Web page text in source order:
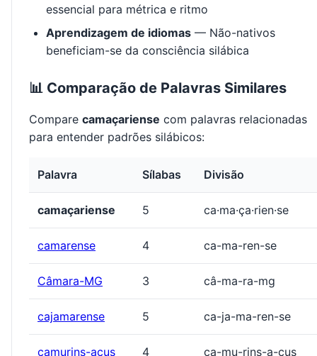
essencial para métrica e ritmo
Aprendizagem de idiomas — Não-nativos
beneficiam-se da consciência silábica
📊 Comparação de Palavras Similares
Compare camaçariense com palavras relacionadas
para entender padrões silábicos:
Palavra Sílabas Divisão
camaçariense 5 ca·ma·ça·rien·se
camarense 4 ca-ma-ren-se
Câmara-MG 3 câ-ma-ra-mg
cajamarense 5 ca-ja-ma-ren-se
camurins-açus 4 ca-mu-rins-a-çus